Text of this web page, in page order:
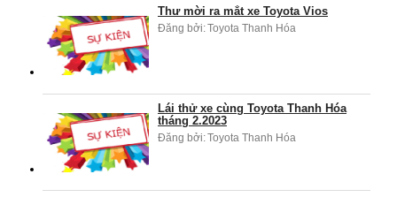
Thư mời ra mắt xe Toyota Vios
Đăng bởi:Toyota Thanh Hóa
Lái thử xe cùng Toyota Thanh Hóa
tháng 2.2023
Đăng bởi:Toyota Thanh Hóa